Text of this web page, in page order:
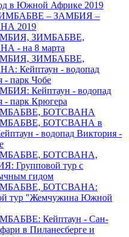
в Южной Африке 2019
– ЗАМБИЯ –
2019
ЗИМБАБВЕ,
- на 8 марта
ЗИМБАБВЕ,
Кейптаун - водопад
- парк Чобе
Кейптаун - водопад
- парк Крюгера
БОТСВАНА
БОТСВАНА в
- водопад Виктория -
БОТСВАНА,
Групповой тур с
гидом
БОТСВАНА:
тур "Жемчужина Южной
Кейптаун - Сан-
в Пиланесберге и